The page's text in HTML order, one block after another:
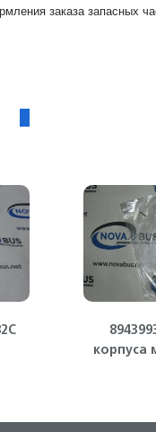
заказа запасных
корпуса